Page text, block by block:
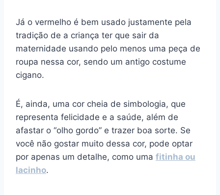
Já o vermelho é bem usado justamente pela
tradição de a criança ter que sair da
maternidade usando pelo menos uma peça de
roupa nessa cor, sendo um antigo costume
cigano.
É, ainda, uma cor cheia de simbologia, que
representa felicidade e a saúde, além de
afastar o “olho gordo” e trazer boa sorte. Se
você não gostar muito dessa cor, pode optar
por apenas um detalhe, como uma fitinha ou
lacinho.